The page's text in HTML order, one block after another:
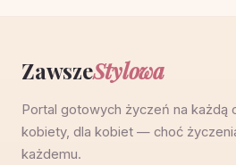
ZawszeStylowa
Portal gotowych życzeń na każdą
kobiety, dla kobiet — choć
każdemu.